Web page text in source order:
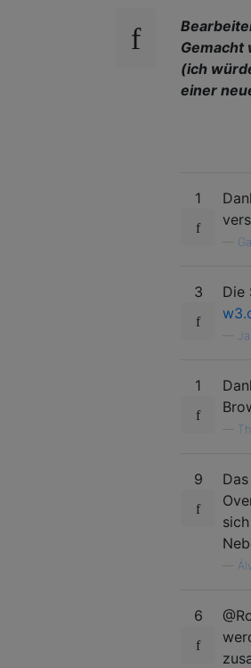
Gemacht
(ich
einer
1
3
Die
1
9
6